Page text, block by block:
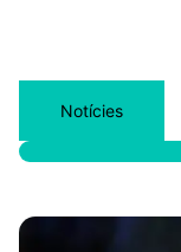
Notícies